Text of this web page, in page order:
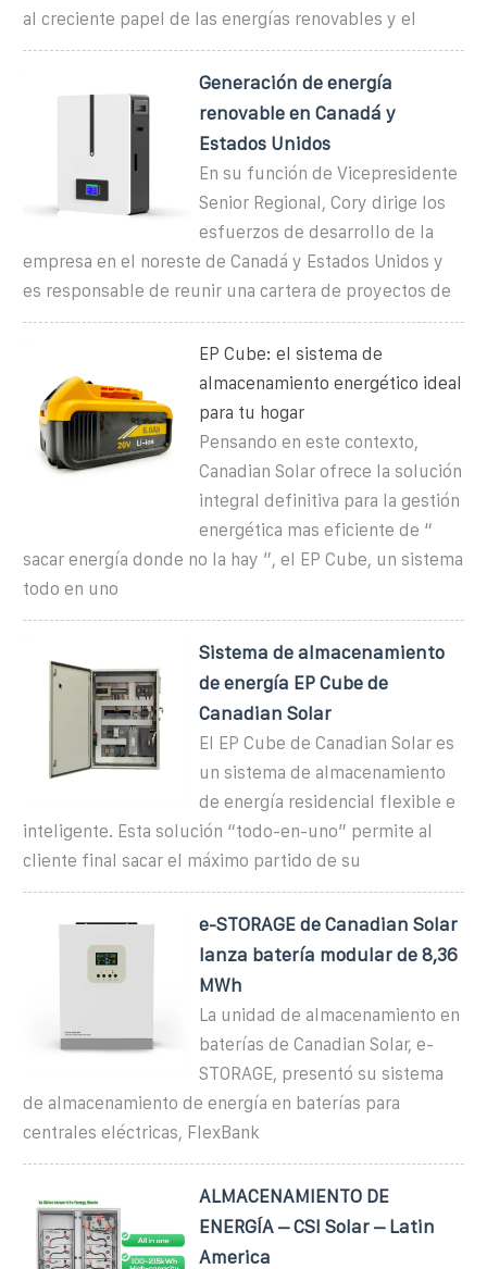
al creciente papel de las energías renovables y el
Generación de energía
renovable en Canadá y
Estados Unidos
En su función de Vicepresidente
Senior Regional, Cory dirige los
esfuerzos de desarrollo de la
empresa en el noreste de Canadá y Estados Unidos y
es responsable de reunir una cartera de proyectos de
EP Cube: el sistema de
almacenamiento energético ideal
para tu hogar
Pensando en este contexto,
Canadian Solar ofrece la solución
integral definitiva para la gestión
energética mas eficiente de “
sacar energía donde no la hay ”, el EP Cube, un sistema
todo en uno
Sistema de almacenamiento
de energía EP Cube de
Canadian Solar
El EP Cube de Canadian Solar es
un sistema de almacenamiento
de energía residencial flexible e
inteligente. Esta solución “todo-en-uno” permite al
cliente final sacar el máximo partido de su
e-STORAGE de Canadian Solar
lanza batería modular de 8,36
MWh
La unidad de almacenamiento en
baterías de Canadian Solar, e-
STORAGE, presentó su sistema
de almacenamiento de energía en baterías para
centrales eléctricas, FlexBank
ALMACENAMIENTO DE
ENERGÍA – CSI Solar – Latin
America